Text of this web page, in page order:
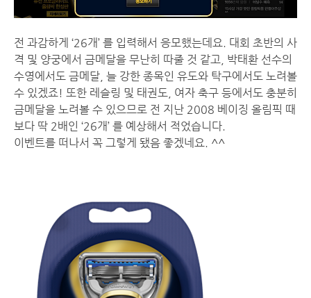
전 과감하게 ‘26개’ 를 입력해서 응모했는데요. 대회 초반의 사
격 및 양궁에서 금메달을 무난히 따줄 것 같고, 박태환 선수의
수영에서도 금메달, 늘 강한 종목인 유도와 탁구에서도 노려볼
수 있겠죠! 또한 레슬링 및 태권도, 여자 축구 등에서도 충분히
금메달을 노려볼 수 있으므로 전 지난 2008 베이징 올림픽 때
보다 딱 2배인 ‘26개’ 를 예상해서 적었습니다.
이벤트를 떠나서 꼭 그렇게 됐음 좋겠네요. ^^